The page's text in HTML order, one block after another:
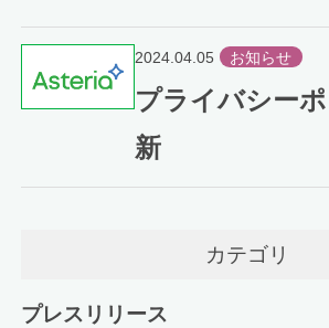
2024.04.05 お知らせ
プライバシー
新
カテゴリ
プレスリリース